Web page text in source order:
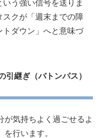
う強い信号を送りま
クが「週末までの障
ダウン」へと意味づ
引継ぎ（バトンパス）
が気持ちよく過ごせるよ
行います。